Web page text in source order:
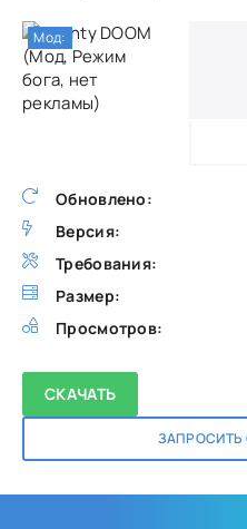
Обновлено:
Версия:
Требования:
Размер:
Просмотров:
СКАЧАТЬ
ЗАПРОСИТЬ
Мод: